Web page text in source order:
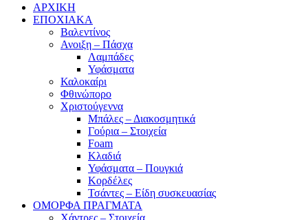
ΑΡΧΙΚΗ
ΕΠΟΧΙΑΚΑ
Βαλεντίνος
Ανοιξη – Πάσχα
Λαμπάδες
Υφάσματα
Καλοκαίρι
Φθινώπορο
Χριστούγεννα
Μπάλες – Διακοσμητικά
Γούρια – Στοιχεία
Foam
Κλαδιά
Υφάσματα – Πουγκιά
Κορδέλες
Τσάντες – Είδη συσκευασίας
ΟΜΟΡΦΑ ΠΡΑΓΜΑΤΑ
Χάντρες – Στοιχεία